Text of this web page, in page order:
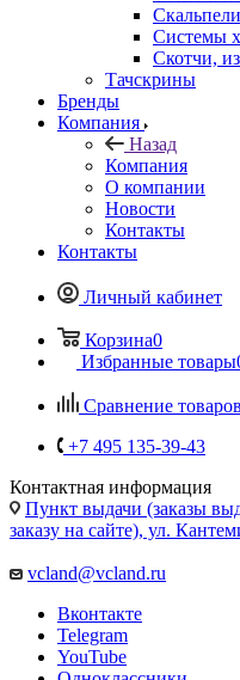
Компания
Назад
Компания
О компании
Новости
Контакты
Контакты
Личный кабинет
Корзина
+7 495 135-39-43
Контактная информация
Пункт выдачи (заказы
заказу на сайте), ул.
vcland@vcland.ru
Вконтакте
Telegram
YouTube
Одноклассники
WhatsApp